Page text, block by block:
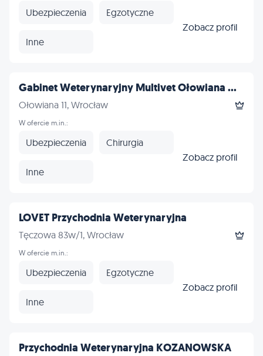
Ubezpieczenia Egzotyczne
Inne
Zobacz profil
Gabinet Weterynaryjny Multivet Ołowiana ...
Ołowiana 11, Wrocław
W ofercie m.in.:
Ubezpieczenia Chirurgia
Inne
Zobacz profil
LOVET Przychodnia Weterynaryjna
Tęczowa 83w/1, Wrocław
W ofercie m.in.:
Ubezpieczenia Egzotyczne
Inne
Zobacz profil
Przychodnia Weterynaryjna KOZANOWSKA